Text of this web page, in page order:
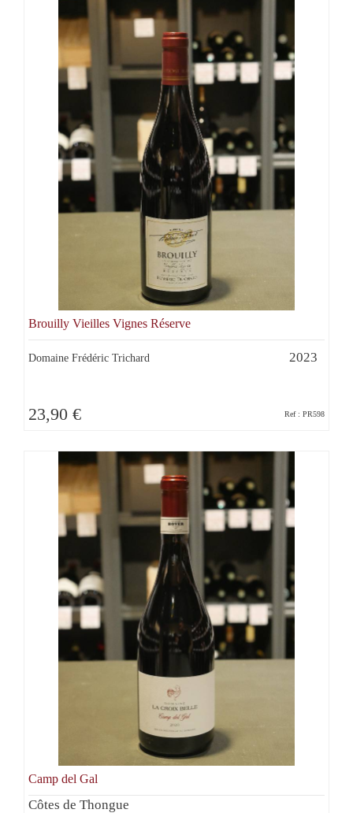
Brouilly Vieilles Vignes Réserve
Domaine Frédéric Trichard 2023
23,90 € Ref : PR598
Camp del Gal
Côtes de Thongue